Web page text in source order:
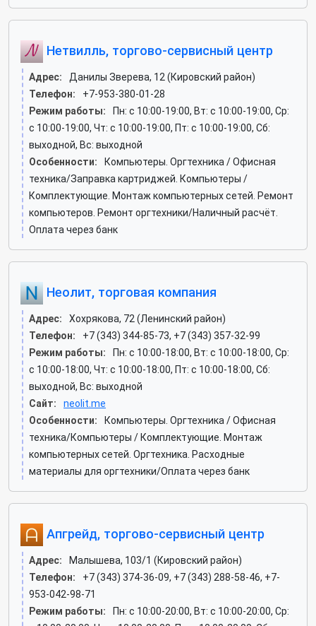
Нетвилль, торгово-сервисный центр
Адрес:
Данилы Зверева, 12 (Кировский район)
Телефон:
+7-953-380-01-28
Режим работы:
Пн: c 10:00-19:00, Вт: c 10:00-19:00, Ср:
c 10:00-19:00, Чт: c 10:00-19:00, Пт: c 10:00-19:00, Сб:
выходной, Вс: выходной
Особенности:
Компьютеры. Оргтехника / Офисная
техника/Заправка картриджей. Компьютеры /
Комплектующие. Монтаж компьютерных сетей. Ремонт
компьютеров. Ремонт оргтехники/Наличный расчёт.
Оплата через банк
Неолит, торговая компания
Адрес:
Хохрякова, 72 (Ленинский район)
Телефон:
+7 (343) 344-85-73, +7 (343) 357-32-99
Режим работы:
Пн: c 10:00-18:00, Вт: c 10:00-18:00, Ср:
c 10:00-18:00, Чт: c 10:00-18:00, Пт: c 10:00-18:00, Сб:
выходной, Вс: выходной
Сайт:
neolit.me
Особенности:
Компьютеры. Оргтехника / Офисная
техника/Компьютеры / Комплектующие. Монтаж
компьютерных сетей. Оргтехника. Расходные
материалы для оргтехники/Оплата через банк
Апгрейд, торгово-сервисный центр
Адрес:
Малышева, 103/1 (Кировский район)
Телефон:
+7 (343) 374-36-09, +7 (343) 288-58-46, +7-
953-042-98-71
Режим работы:
Пн: c 10:00-20:00, Вт: c 10:00-20:00, Ср: